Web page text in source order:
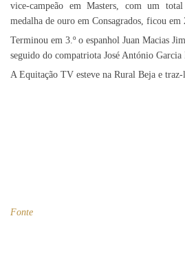
vice-campeão em Masters, com um
medalha de ouro em Consagrados, ficou em
Terminou em 3.º o espanhol Juan Macias
seguido do compatriota José António
A Equitação TV esteve na Rural Beja e
Fonte